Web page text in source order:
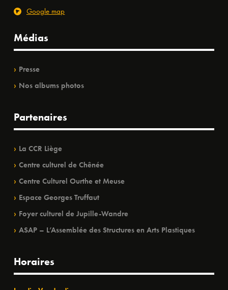
Google map
Médias
Presse
Nos albums photos
Partenaires
La CCR Liège
Centre culturel de Chênée
Centre Culturel Ourthe et Meuse
Espace Georges Truffaut
Foyer culturel de Jupille-Wandre
ASAP – L’Assemblée des Structures en Arts Plastiques
Horaires